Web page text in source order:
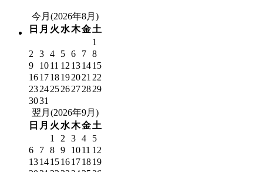
今月(2026年8月)
日 月 火 水木金土
1
2
3 4 5 6 7 8
9
1011 12 131415
161718192021 22
23242526272829
3031
翌月(2026年9月)
日 月 火 水木金土
1
2 3 4
5
6
7 8 9 1011 12
13141516171819